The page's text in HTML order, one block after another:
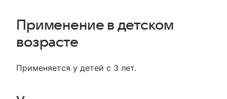
Применение в детском
возрасте
Применяется у детей с 3 лет.